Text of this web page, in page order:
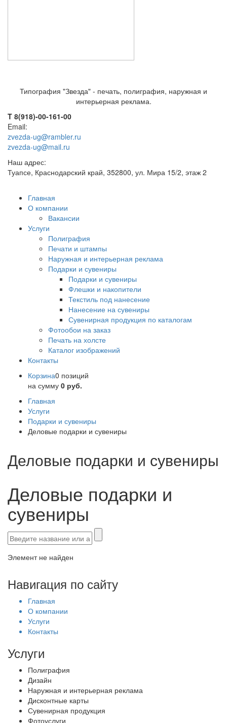
Типография "Звезда" - печать, полиграфия, наружная и
интерьерная реклама.
T 8(918)-00-161-00
Email:
zvezda-ug@rambler.ru
zvezda-ug@mail.ru
Наш адрес:
Туапсе, Краснодарский край, 352800, ул. Мира 15/2, этаж 2
Главная
О компании
Вакансии
Услуги
Полиграфия
Печати и штампы
Наружная и интерьерная реклама
Подарки и сувениры
Подарки и сувениры
Флешки и накопители
Текстиль под нанесение
Нанесение на сувениры
Сувенирная продукция по каталогам
Фотообои на заказ
Печать на холсте
Каталог изображений
Контакты
Корзина0 позиций
на сумму 0 руб.
Главная
Услуги
Подарки и сувениры
Деловые подарки и сувениры
Деловые подарки и сувениры
Деловые подарки и
сувениры
Элемент не найден
Навигация по сайту
Главная
О компании
Услуги
Контакты
Услуги
Полиграфия
Дизайн
Наружная и интерьерная реклама
Дисконтные карты
Сувенирная продукция
Фотоуслуги